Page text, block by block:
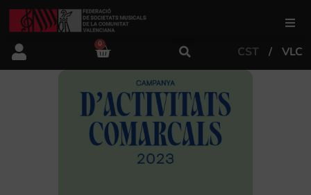
FSMCV
Àrea de gestió
Àrea educativa
0
CST VLC